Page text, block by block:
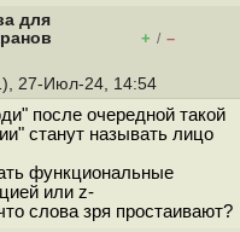
для
+ / –
27-Июл-24, 14:54
после очередной такой
станут называть лицо
функциональные
или z-
слова зря простаивают?